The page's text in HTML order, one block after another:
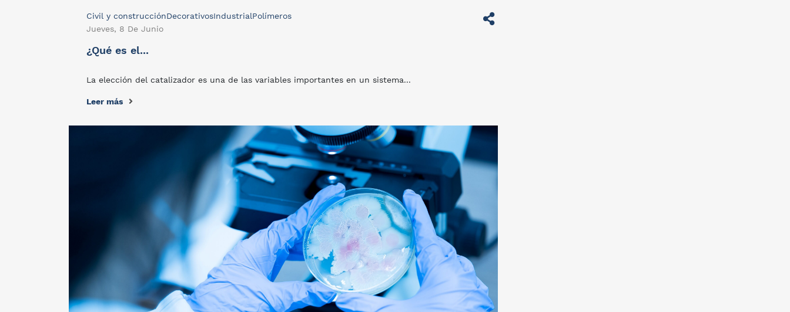
Civil y construcciónDecorativosIndustrialPolímeros
Jueves, 8 De Junio
¿Qué es el...
La elección del catalizador es una de las variables importantes en un sistema...
Leer más